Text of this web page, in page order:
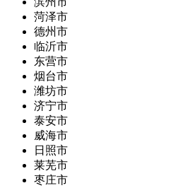
菏泽市
德州市
临沂市
东营市
烟台市
潍坊市
济宁市
泰安市
威海市
日照市
莱芜市
枣庄市